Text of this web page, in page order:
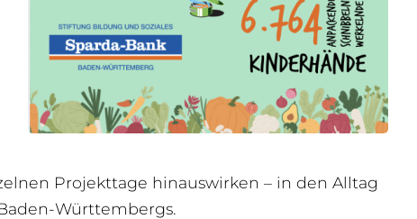
Projekttage hinauswirken – in den Alltag
Württembergs.